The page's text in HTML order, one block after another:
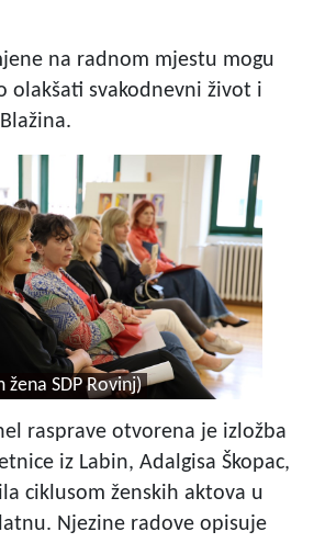
na radnom mjestu mogu
olakšati svakodnevni život i
žena SDP Rovinj)
rasprave otvorena je izložba
iz Labin, Adalgisa Škopac,
ciklusom ženskih aktova u
Njezine radove opisuje